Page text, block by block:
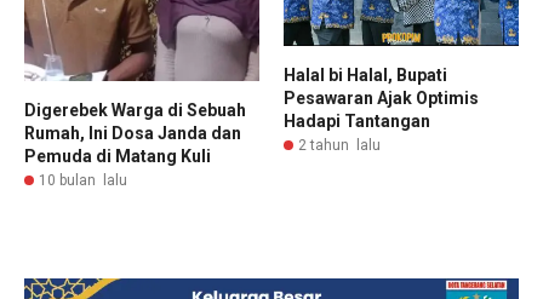
Digerebek Warga di Sebuah
Rumah, Ini Dosa Janda dan
Pemuda di Matang Kuli
10 bulan lalu
Halal bi Halal, Bupati
Pesawaran Ajak Optimis
Hadapi Tantangan
2 tahun lalu